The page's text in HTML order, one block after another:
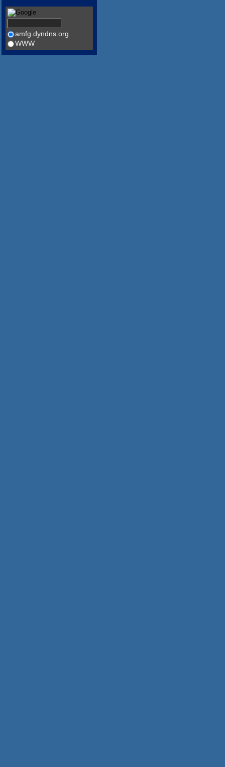
amfg.dyndns.org
WWW